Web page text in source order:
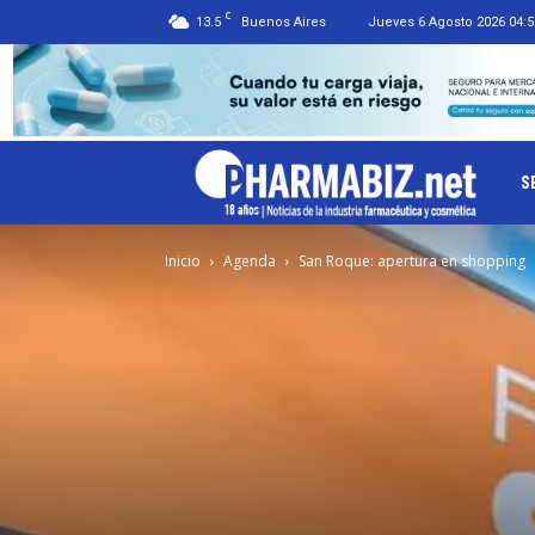
13.5 C Buenos Aires Jueves 6 Agosto 2026
Inicio Agenda San Roque: apertura en shopping